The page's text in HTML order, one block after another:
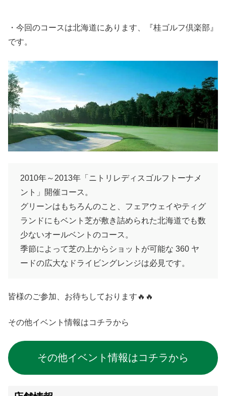
・今回のコースは北海道にあります、『桂ゴルフ倶楽部』
です。
2010年～2013年「ニトリレディスゴルフトーナメ
ント」開催コース。
グリーンはもちろんのこと、フェアウェイやティグ
ランドにもベント芝が敷き詰められた北海道でも数
少ないオールベントのコース。
季節によって芝の上からショットが可能な 360 ヤ
ードの広大なドライビングレンジは必見です。
皆様のご参加、お待ちしております🔥🔥
その他イベント情報はコチラから
その他イベント情報はコチラから